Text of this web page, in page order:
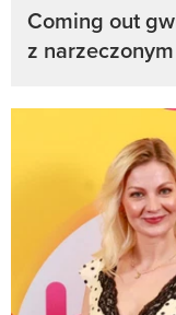
Coming out
z narzeczonym